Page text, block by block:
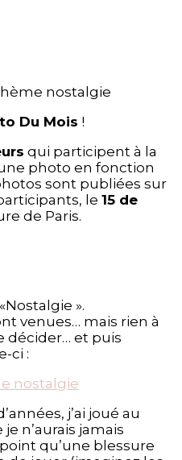
Du Mois !
qui participent à la
photo en fonction
sont publiées sur
le 15 de
de Paris.
».
venues… mais rien à
décider… et puis
ci :
j’ai joué au
n’aurais jamais
qu’une blessure